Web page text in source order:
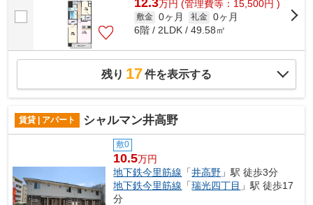
12.3万円 (管理費等：15,500円 )
敷金 0ヶ月 礼金 0ヶ月
6階 / 2LDK / 49.58㎡
残り 17件を表示する
賃貸 | アパート シャルマン井高野
敷0
10.5万円
地下鉄今里筋線 「井高野 」駅 徒歩3分
地下鉄今里筋線 「瑞光四丁目 」駅 徒歩17
分